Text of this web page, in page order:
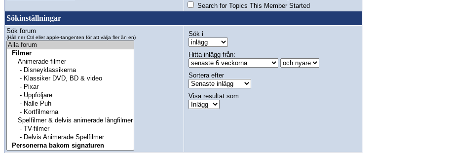
Search for Topics This Member Started
Sökinställningar
Sök forum
(Håll ner Ctrl eller apple-tangenten för att välja fler än en) Sök i
Hitta inlägg från:
Sortera efter
Visa resultat som